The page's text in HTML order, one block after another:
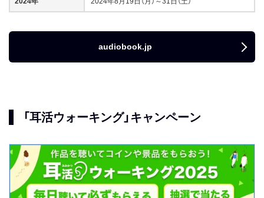
audiobook.jp
「耳活ウォーキング」キャンペーン